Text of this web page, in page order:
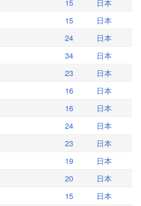
15
日本
15
日本
24
日本
34
日本
23
日本
16
日本
16
日本
24
日本
23
日本
19
日本
20
日本
15
日本